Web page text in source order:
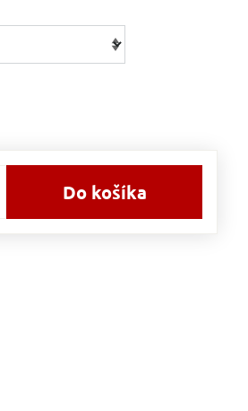
Do košíka